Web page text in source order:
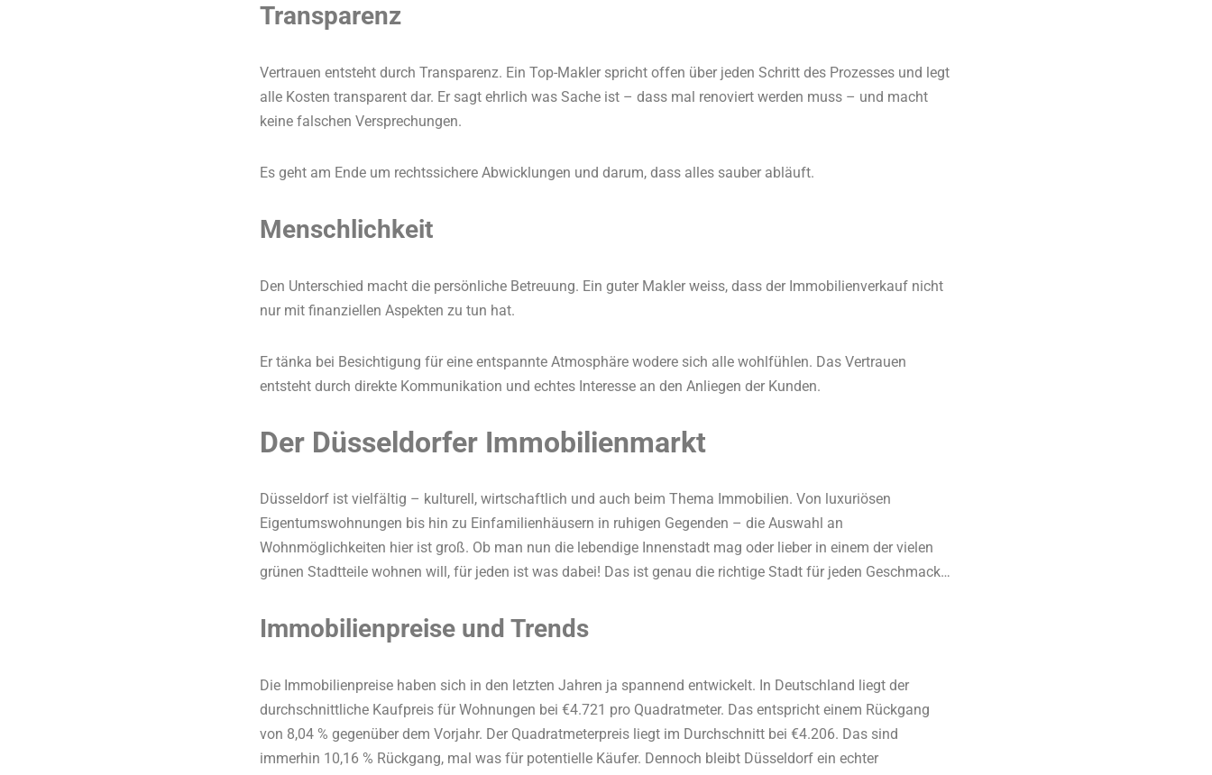
Transparenz
Vertrauen entsteht durch Transparenz. Ein Top-Makler spricht offen über jeden Schritt des Prozesses und legt
alle Kosten transparent dar. Er sagt ehrlich was Sache ist – dass mal renoviert werden muss – und macht
keine falschen Versprechungen.
Es geht am Ende um rechtssichere Abwicklungen und darum, dass alles sauber abläuft.
Menschlichkeit
Den Unterschied macht die persönliche Betreuung. Ein guter Makler weiss, dass der Immobilienverkauf nicht
nur mit finanziellen Aspekten zu tun hat.
Er tänka bei Besichtigung für eine entspannte Atmosphäre wodere sich alle wohlfühlen. Das Vertrauen
entsteht durch direkte Kommunikation und echtes Interesse an den Anliegen der Kunden.
Der Düsseldorfer Immobilienmarkt
Düsseldorf ist vielfältig – kulturell, wirtschaftlich und auch beim Thema Immobilien. Von luxuriösen
Eigentumswohnungen bis hin zu Einfamilienhäusern in ruhigen Gegenden – die Auswahl an
Wohnmöglichkeiten hier ist groß. Ob man nun die lebendige Innenstadt mag oder lieber in einem der vielen
grünen Stadtteile wohnen will, für jeden ist was dabei! Das ist genau die richtige Stadt für jeden Geschmack…
Immobilienpreise und Trends
Die Immobilienpreise haben sich in den letzten Jahren ja spannend entwickelt. In Deutschland liegt der
durchschnittliche Kaufpreis für Wohnungen bei €4.721 pro Quadratmeter. Das entspricht einem Rückgang
von 8,04 % gegenüber dem Vorjahr. Der Quadratmeterpreis liegt im Durchschnitt bei €4.206. Das sind
immerhin 10,16 % Rückgang, mal was für potentielle Käufer. Dennoch bleibt Düsseldorf ein echter